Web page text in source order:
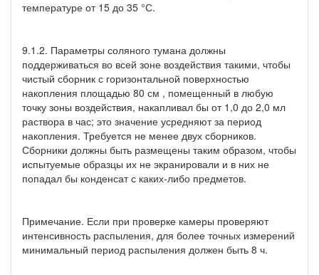
температуре от 15 до 35 °С.
9.1.2. Параметры соляного тумана должны
поддерживаться во всей зоне воздействия такими, чтобы
чистый сборник с горизонтальной поверхностью
накопления площадью 80 см , помещенный в любую
точку зоны воздействия, накапливал бы от 1,0 до 2,0 мл
раствора в час; это значение усредняют за период
накопления. Требуется не менее двух сборников.
Сборники должны быть размещены таким образом, чтобы
испытуемые образцы их не экранировали и в них не
попадал бы конденсат с каких-либо предметов.
Примечание. Если при проверке камеры проверяют
интенсивность распыления, для более точных измерений
минимальный период распыления должен быть 8 ч.